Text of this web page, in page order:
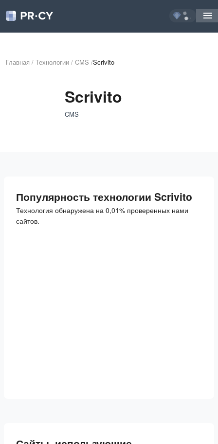
...
Главная / Технологии / CMS /Scrivito
Scrivito
CMS
Популярность технологии Scrivito
Технология обнаружена на 0,01% проверенных нами
сайтов.